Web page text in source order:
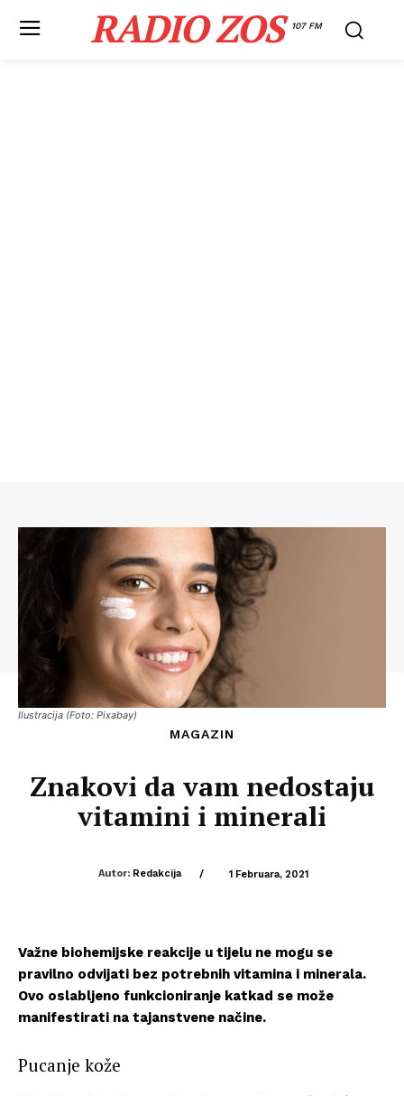
RADIO ZOS 107 FM
Ilustracija (Foto: Pixabay)
MAGAZIN
Znakovi da vam nedostaju
vitamini i minerali
Autor: Redakcija / 1 Februara, 2021
Važne biohemijske reakcije u tijelu ne mogu se
pravilno odvijati bez potrebnih vitamina i minerala.
Ovo oslabljeno funkcioniranje katkad se može
manifestirati na tajanstvene načine.
Pucanje kože